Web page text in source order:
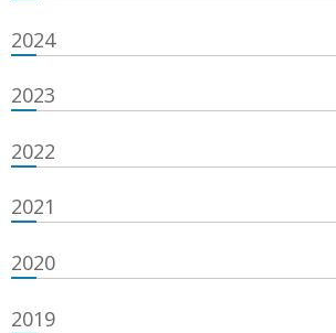
2024
2023
2022
2021
2020
2019